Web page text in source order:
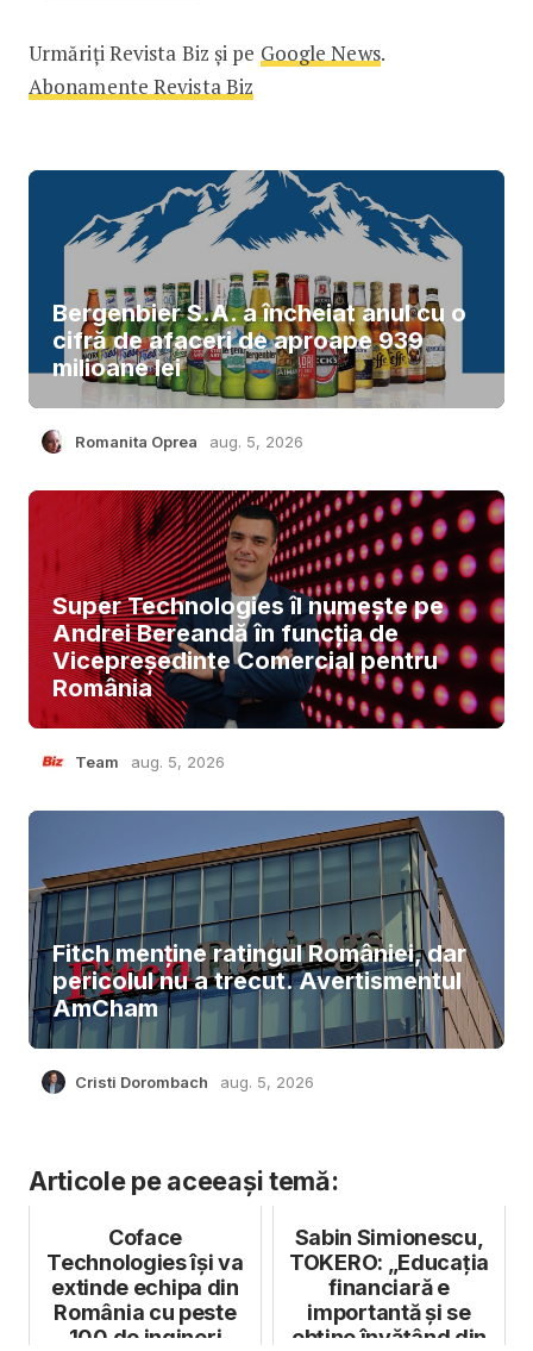
Urmăriți Revista Biz și pe Google News.
Abonamente Revista Biz
Bergenbier S.A. a încheiat anul cu o
cifră de afaceri de aproape 939
milioane lei
Romanita Oprea aug. 5, 2026
Super Technologies îl numește pe
Andrei Bereandă în funcția de
Vicepreședinte Comercial pentru
România
Team aug. 5, 2026
Fitch menține ratingul României, dar
pericolul nu a trecut. Avertismentul
AmCham
Cristi Dorombach aug. 5, 2026
Articole pe aceeași temă:
Coface
Technologies își va
extinde echipa din
România cu peste
100 de ingineri
Sabin Simionescu,
TOKERO: „Educația
financiară e
importantă și se
obține învățând din